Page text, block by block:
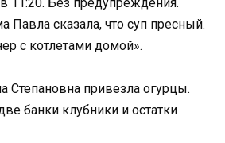
Павла сказала, что суп пресный.
с котлетами домой».
Степановна привезла огурцы.
банки клубники и остатки